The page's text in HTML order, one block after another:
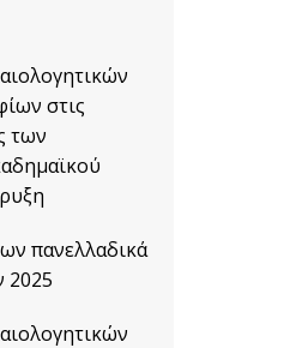
στις
των
πανελλαδικά
2025